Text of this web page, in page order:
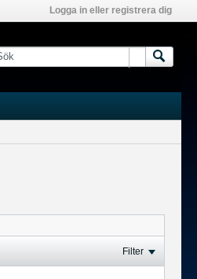
Logga in eller registrera dig
Filter